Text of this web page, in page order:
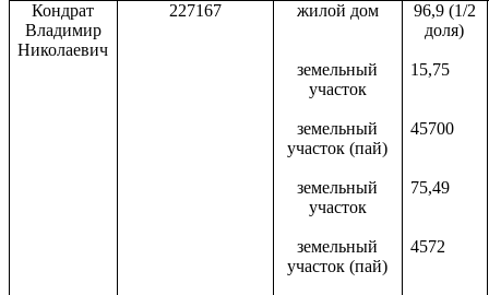
Кондрат
Владимир
Николаевич
227167 жилой дом
земельный
участок
земельный
участок (пай)
земельный
участок
земельный
участок (пай)
96,9 (1/2
доля)
15,75
45700
75,49
4572